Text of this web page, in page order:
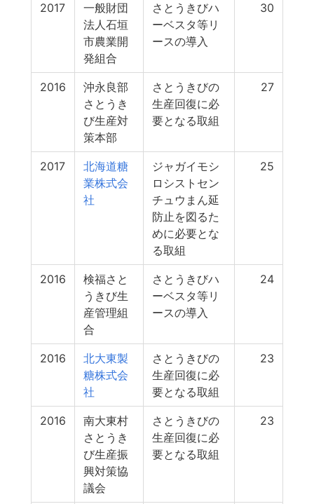
2017
一般財団
法人石垣
市農業開
発組合
さとうきびハ
ーベスタ等リ
ースの導入
30
2016
沖永良部
さとうき
び生産対
策本部
さとうきびの
生産回復に必
要となる取組
27
2017
北海道糖
業株式会
社
ジャガイモシ
ロシストセン
チュウまん延
防止を図るた
めに必要とな
る取組
25
2016
検福さと
うきび生
産管理組
合
さとうきびハ
ーベスタ等リ
ースの導入
24
2016
北大東製
糖株式会
社
さとうきびの
生産回復に必
要となる取組
23
2016
南大東村
さとうき
び生産振
興対策協
議会
さとうきびの
生産回復に必
要となる取組
23